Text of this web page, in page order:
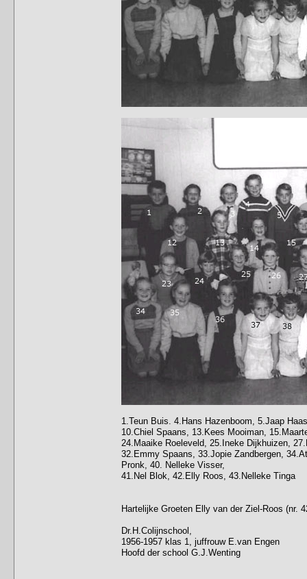
1.Teun Buis. 4.Hans Hazenboom, 5.Jaap
10.Chiel Spaans, 13.Kees Mooiman,
24.Maaike Roeleveld, 25.Ineke Dijkhuizen,
32.Emmy Spaans, 33.Jopie Zandbergen,
Pronk, 40. Nelleke Visser,
41.Nel Blok, 42.Elly Roos, 43.Nelleke Tinga
Hartelijke Groeten Elly van der Ziel-Roos (nr.
Dr.H.Colijnschool,
1956-1957 klas 1, juffrouw E.van Engen
Hoofd der school G.J.Wenting